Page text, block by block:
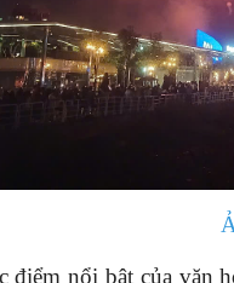
nổi bật của văn